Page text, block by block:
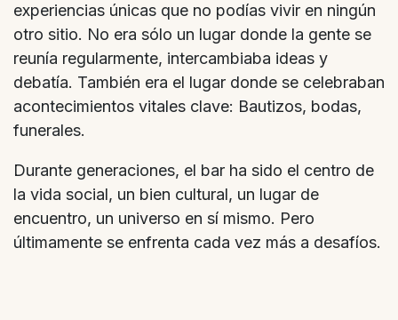
experiencias únicas que no podías vivir en ningún
otro sitio. No era sólo un lugar donde la gente se
reunía regularmente, intercambiaba ideas y
debatía. También era el lugar donde se celebraban
acontecimientos vitales clave: Bautizos, bodas,
funerales.
Durante generaciones, el bar ha sido el centro de
la vida social, un bien cultural, un lugar de
encuentro, un universo en sí mismo. Pero
últimamente se enfrenta cada vez más a desafíos.